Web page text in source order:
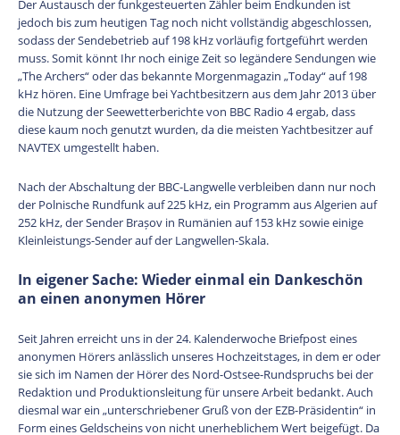
Der Austausch der funkgesteuerten Zähler beim Endkunden ist
jedoch bis zum heutigen Tag noch nicht vollständig abgeschlossen,
sodass der Sendebetrieb auf 198 kHz vorläufig fortgeführt werden
muss. Somit könnt Ihr noch einige Zeit so legändere Sendungen wie
„The Archers“ oder das bekannte Morgenmagazin „Today“ auf 198
kHz hören. Eine Umfrage bei Yachtbesitzern aus dem Jahr 2013 über
die Nutzung der Seewetterberichte von BBC Radio 4 ergab, dass
diese kaum noch genutzt wurden, da die meisten Yachtbesitzer auf
NAVTEX umgestellt haben.
Nach der Abschaltung der BBC-Langwelle verbleiben dann nur noch
der Polnische Rundfunk auf 225 kHz, ein Programm aus Algerien auf
252 kHz, der Sender Brașov in Rumänien auf 153 kHz sowie einige
Kleinleistungs-Sender auf der Langwellen-Skala.
In eigener Sache: Wieder einmal ein Dankeschön
an einen anonymen Hörer
Seit Jahren erreicht uns in der 24. Kalenderwoche Briefpost eines
anonymen Hörers anlässlich unseres Hochzeitstages, in dem er oder
sie sich im Namen der Hörer des Nord-Ostsee-Rundspruchs bei der
Redaktion und Produktionsleitung für unsere Arbeit bedankt. Auch
diesmal war ein „unterschriebener Gruß von der EZB-Präsidentin“ in
Form eines Geldscheins von nicht unerheblichem Wert beigefügt. Da